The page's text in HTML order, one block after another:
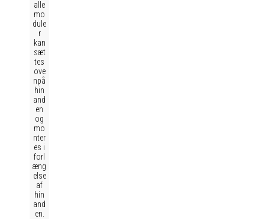
alle
mo
dule
r
kan
sæt
tes
ove
npå
hin
and
en
og
mo
nter
es i
forl
æng
else
af
hin
and
en.